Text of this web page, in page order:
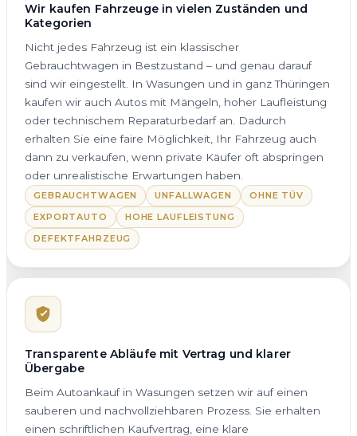
Wir kaufen Fahrzeuge in vielen Zuständen und
Kategorien
Nicht jedes Fahrzeug ist ein klassischer
Gebrauchtwagen in Bestzustand – und genau darauf
sind wir eingestellt. In Wasungen und in ganz Thüringen
kaufen wir auch Autos mit Mängeln, hoher Laufleistung
oder technischem Reparaturbedarf an. Dadurch
erhalten Sie eine faire Möglichkeit, Ihr Fahrzeug auch
dann zu verkaufen, wenn private Käufer oft abspringen
oder unrealistische Erwartungen haben.
GEBRAUCHTWAGEN UNFALLWAGEN
OHNE TÜV
EXPORTAUTO
HOHE LAUFLEISTUNG
DEFEKTFAHRZEUG
Transparente Abläufe mit Vertrag und klarer
Übergabe
Beim Autoankauf in Wasungen setzen wir auf einen
sauberen und nachvollziehbaren Prozess. Sie erhalten
einen schriftlichen Kaufvertrag, eine klare